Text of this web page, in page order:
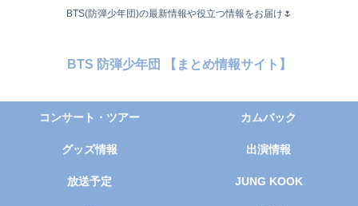
BTS(防弾少年団)の最新情報や役立つ情報をお届け🌷
BTS 防弾少年団 【まとめ情報サイト】
コンサート・ツアー カムバック
グッズ情報 出演情報
放送予定 JUNG KOOK